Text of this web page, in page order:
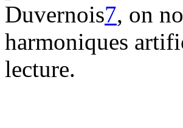
Duvernois7, on
harmoniques
lecture.